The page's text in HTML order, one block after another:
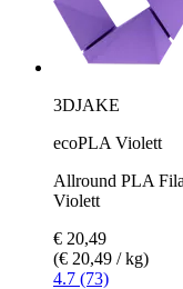
3DJAKE
ecoPLA Violett
Allround PLA
Violett
€ 20,49
(€ 20,49 / kg)
4.7 (73)